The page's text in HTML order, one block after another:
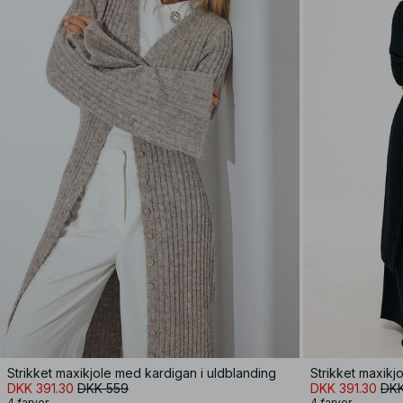
Strikket maxikjole med kardigan i uldblanding
DKK 391.30 DKK 559
Strikket
DKK 391.30